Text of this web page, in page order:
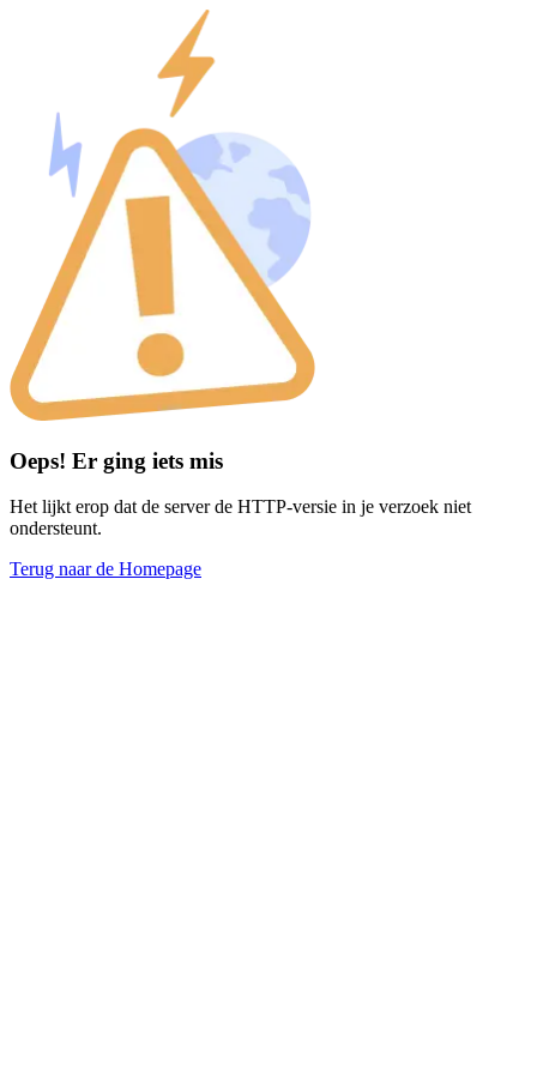
Oeps! Er ging iets mis
Het lijkt erop dat de server de HTTP-versie in je verzoek niet
ondersteunt.
Terug naar de Homepage